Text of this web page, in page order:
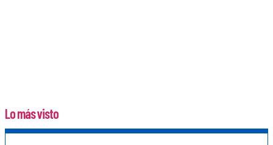
Lo más visto